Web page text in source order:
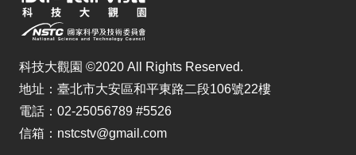
科技大觀園 ©2020 All Rights Reserved.
地址：臺北市大安區和平東路二段106號22樓
電話：02-25056789 #5526
信箱：nstcstv@gmail.com